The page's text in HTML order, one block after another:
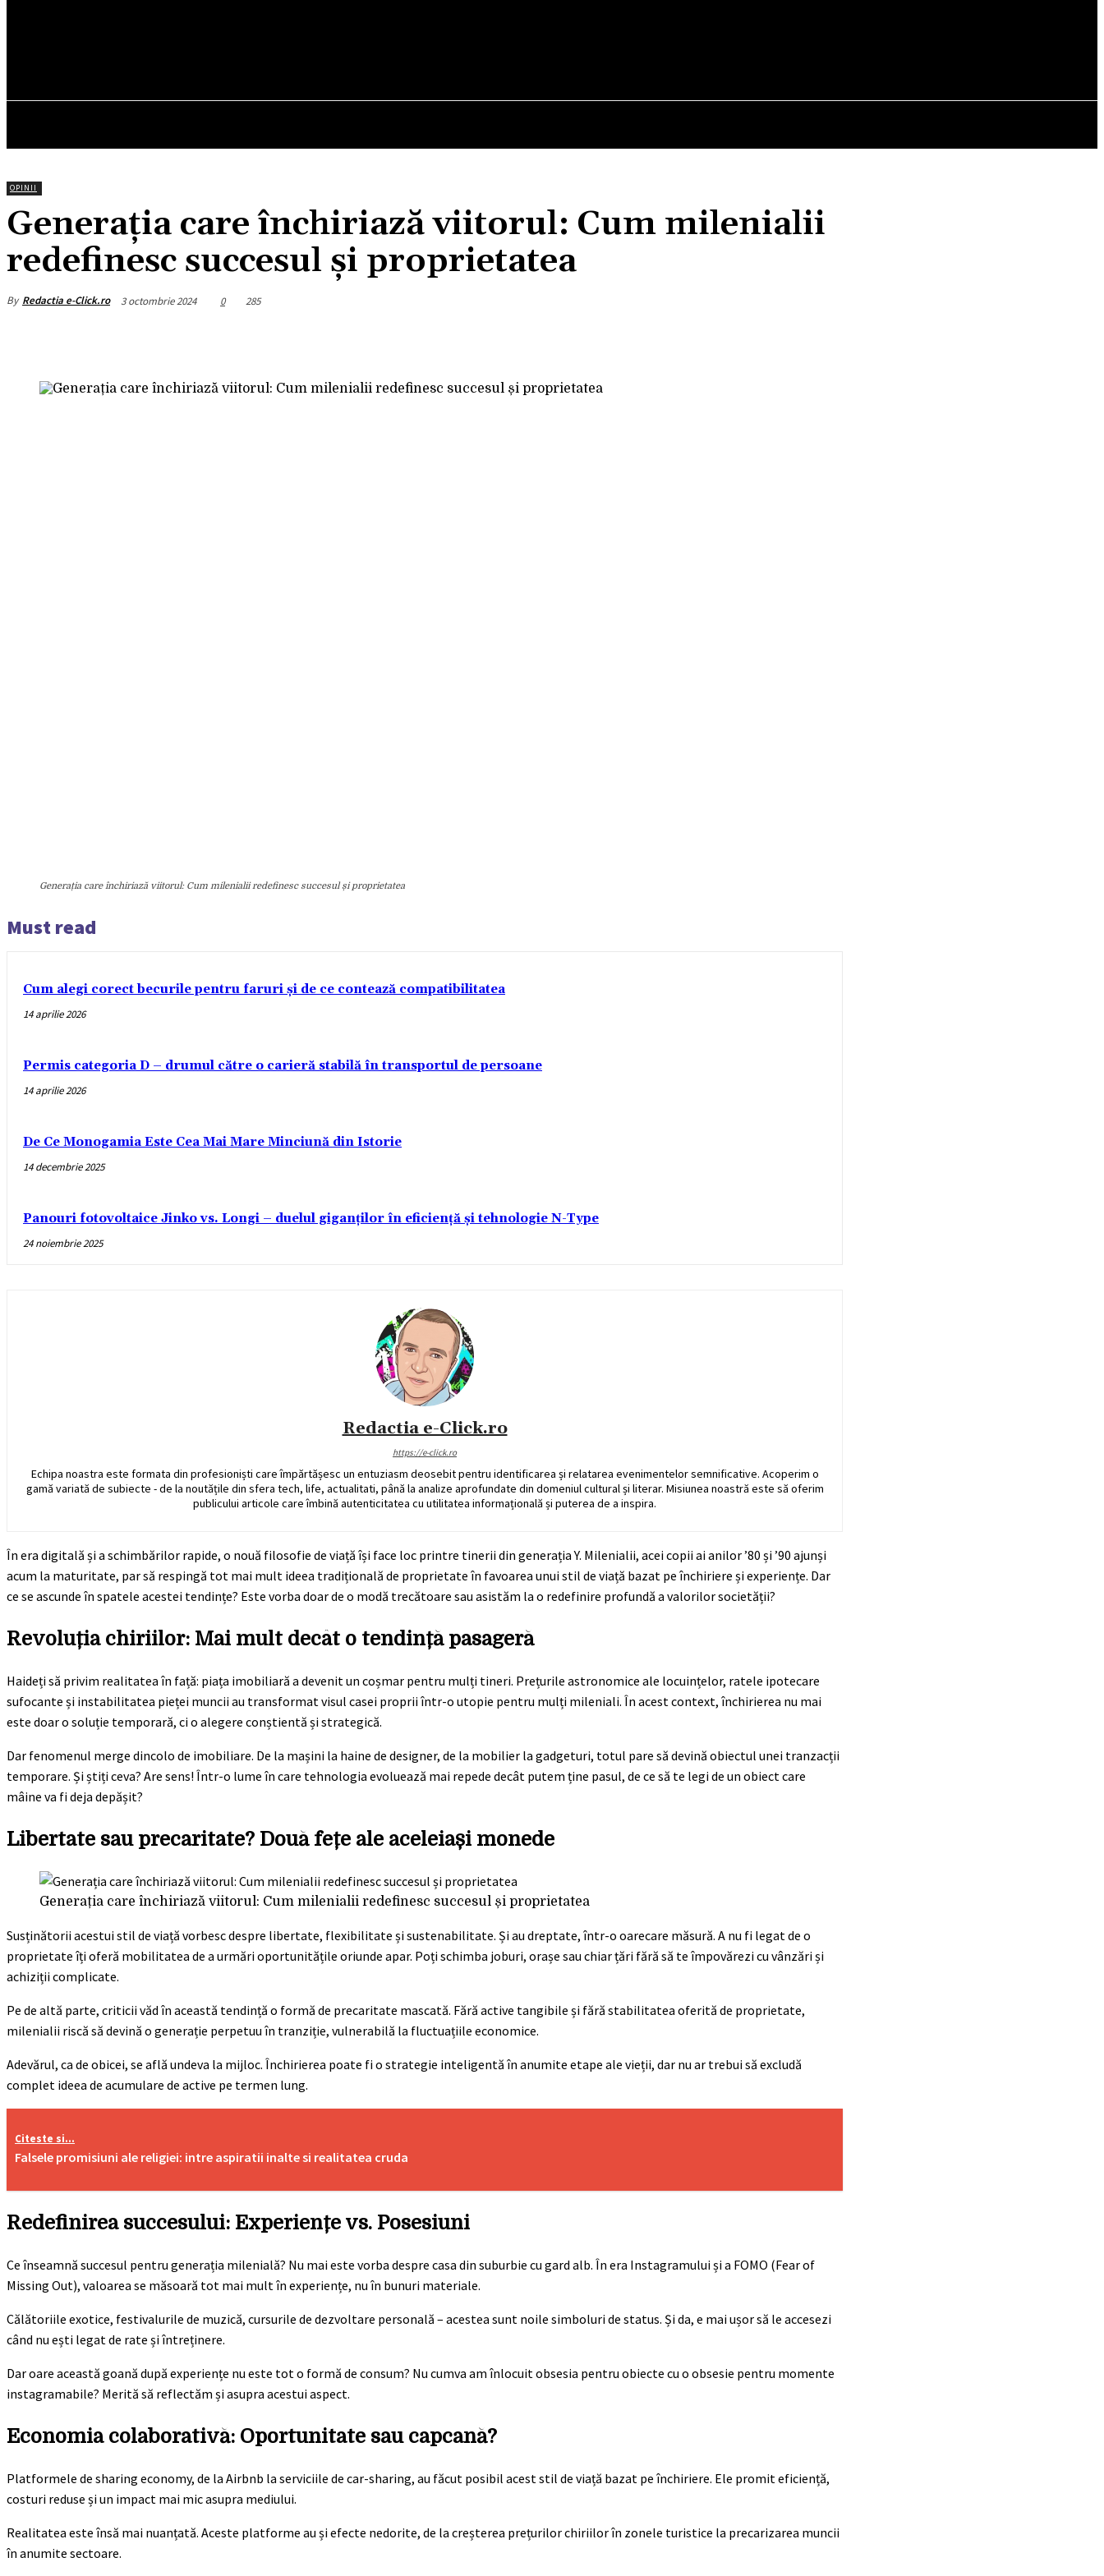
OPINII
Generația care închiriază viitorul: Cum milenialii
redefinesc succesul și proprietatea
By Redactia e-Click.ro 3 octombrie 2024 0 285
Generația care închiriază viitorul: Cum milenialii redefinesc succesul și proprietatea
Must read
Cum alegi corect becurile pentru faruri și de ce contează compatibilitatea
14 aprilie 2026
Permis categoria D – drumul către o carieră stabilă în transportul de persoane
14 aprilie 2026
De Ce Monogamia Este Cea Mai Mare Minciună din Istorie
14 decembrie 2025
Panouri fotovoltaice Jinko vs. Longi – duelul giganților în eficiență și tehnologie N-Type
24 noiembrie 2025
Redactia e-Click.ro
https://e-click.ro
Echipa noastra este formata din profesioniști care împărtășesc un entuziasm deosebit pentru identificarea și relatarea evenimentelor semnificative. Acoperim o
gamă variată de subiecte - de la noutățile din sfera tech, life, actualitati, până la analize aprofundate din domeniul cultural și literar. Misiunea noastră este să oferim
publicului articole care îmbină autenticitatea cu utilitatea informațională și puterea de a inspira.
În era digitală și a schimbărilor rapide, o nouă filosofie de viață își face loc printre tinerii din generația Y. Milenialii, acei copii ai anilor ’80 și ’90 ajunși
acum la maturitate, par să respingă tot mai mult ideea tradițională de proprietate în favoarea unui stil de viață bazat pe închiriere și experiențe. Dar
ce se ascunde în spatele acestei tendințe? Este vorba doar de o modă trecătoare sau asistăm la o redefinire profundă a valorilor societății?
Revoluția chiriilor: Mai mult decât o tendință pasageră
Haideți să privim realitatea în față: piața imobiliară a devenit un coșmar pentru mulți tineri. Prețurile astronomice ale locuințelor, ratele ipotecare
sufocante și instabilitatea pieței muncii au transformat visul casei proprii într-o utopie pentru mulți mileniali. În acest context, închirierea nu mai
este doar o soluție temporară, ci o alegere conștientă și strategică.
Dar fenomenul merge dincolo de imobiliare. De la mașini la haine de designer, de la mobilier la gadgeturi, totul pare să devină obiectul unei tranzacții
temporare. Și știți ceva? Are sens! Într-o lume în care tehnologia evoluează mai repede decât putem ține pasul, de ce să te legi de un obiect care
mâine va fi deja depășit?
Libertate sau precaritate? Două fețe ale aceleiași monede
Generația care închiriază viitorul: Cum milenialii redefinesc succesul și proprietatea
Susținătorii acestui stil de viață vorbesc despre libertate, flexibilitate și sustenabilitate. Și au dreptate, într-o oarecare măsură. A nu fi legat de o
proprietate îți oferă mobilitatea de a urmări oportunitățile oriunde apar. Poți schimba joburi, orașe sau chiar țări fără să te împovărezi cu vânzări și
achiziții complicate.
Pe de altă parte, criticii văd în această tendință o formă de precaritate mascată. Fără active tangibile și fără stabilitatea oferită de proprietate,
milenialii riscă să devină o generație perpetuu în tranziție, vulnerabilă la fluctuațiile economice.
Adevărul, ca de obicei, se află undeva la mijloc. Închirierea poate fi o strategie inteligentă în anumite etape ale vieții, dar nu ar trebui să excludă
complet ideea de acumulare de active pe termen lung.
Citeste si...
Falsele promisiuni ale religiei: intre aspiratii inalte si realitatea cruda
Redefinirea succesului: Experiențe vs. Posesiuni
Ce înseamnă succesul pentru generația milenială? Nu mai este vorba despre casa din suburbie cu gard alb. În era Instagramului și a FOMO (Fear of
Missing Out), valoarea se măsoară tot mai mult în experiențe, nu în bunuri materiale.
Călătoriile exotice, festivalurile de muzică, cursurile de dezvoltare personală – acestea sunt noile simboluri de status. Și da, e mai ușor să le accesezi
când nu ești legat de rate și întreținere.
Dar oare această goană după experiențe nu este tot o formă de consum? Nu cumva am înlocuit obsesia pentru obiecte cu o obsesie pentru momente
instagramabile? Merită să reflectăm și asupra acestui aspect.
Economia colaborativă: Oportunitate sau capcană?
Platformele de sharing economy, de la Airbnb la serviciile de car-sharing, au făcut posibil acest stil de viață bazat pe închiriere. Ele promit eficiență,
costuri reduse și un impact mai mic asupra mediului.
Realitatea este însă mai nuanțată. Aceste platforme au și efecte nedorite, de la creșterea prețurilor chiriilor în zonele turistice la precarizarea muncii
în anumite sectoare.